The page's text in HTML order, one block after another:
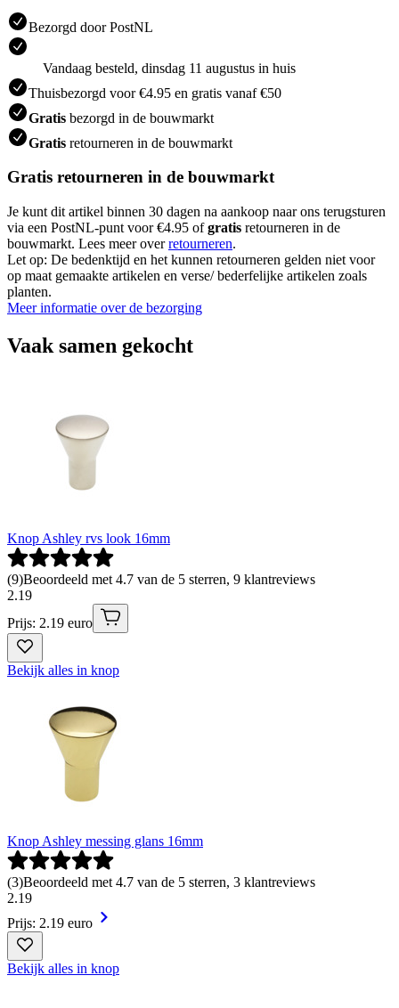
Bezorgd door PostNL
Vandaag besteld, dinsdag 11 augustus in huis
Thuisbezorgd voor €4.95 en gratis vanaf €50
Gratis bezorgd in de bouwmarkt
Gratis retourneren in de bouwmarkt
Gratis retourneren in de bouwmarkt
Je kunt dit artikel binnen 30 dagen na aankoop naar ons terugsturen
via een PostNL-punt voor €4.95 ofgratis retourneren in de
bouwmarkt. Lees meer overretourneren.
Let op: De bedenktijd en het kunnen retourneren gelden niet voor
op maat gemaakte artikelen en verse/ bederfelijke artikelen zoals
planten.
Meer informatie over de bezorging
Vaak samen gekocht
Knop Ashley rvs look 16mm
(9)Beoordeeld met 4.7 van de 5 sterren, 9 klantreviews
2.19
Prijs: 2.19 euro
Bekijk alles in knop
Knop Ashley messing glans 16mm
(3)Beoordeeld met 4.7 van de 5 sterren, 3 klantreviews
2.19
Prijs: 2.19 euro
Bekijk alles in knop